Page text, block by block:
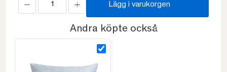
Lägg i varukorgen
Andra köpte också